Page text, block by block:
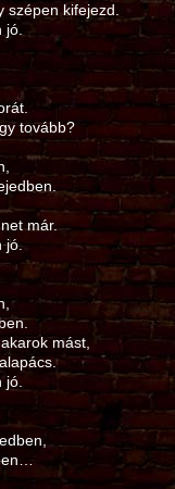
kifejezd.
tovább?
már.
jó.
mást,